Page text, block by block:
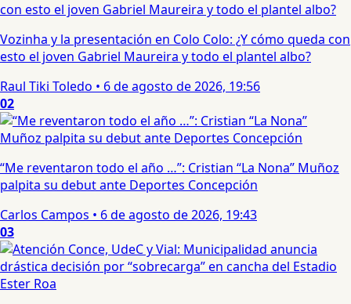
Vozinha y la presentación en Colo Colo: ¿Y cómo queda con
esto el joven Gabriel Maureira y todo el plantel albo?
Raul Tiki Toledo • 6 de agosto de 2026, 19:56
02
“Me reventaron todo el año …”: Cristian “La Nona” Muñoz
palpita su debut ante Deportes Concepción
Carlos Campos • 6 de agosto de 2026, 19:43
03